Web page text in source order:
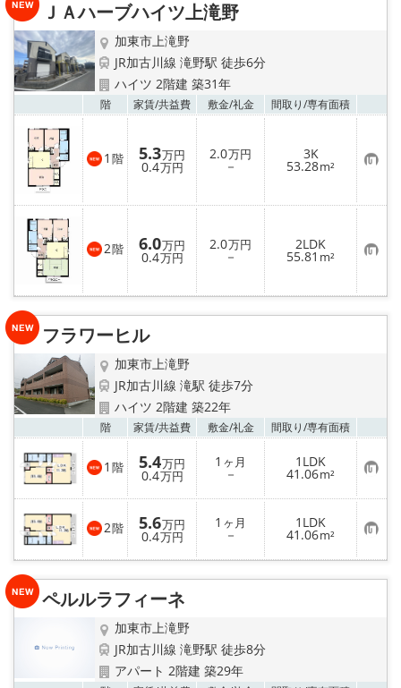
ＪＡハーブハイツ上滝野
加東市上滝野
JR加古川線 滝野駅 徒歩6分
ハイツ 2階建 築31年
階 家賃/共益費 敷金/礼金 間取り/専有面積
1 階 5.3万円
0.4万円
2.0万円
－
3K
53.28m² お
気
に
入
り
登
録
2階 6.0万円
0.4万円
2.0万円
－
2LDK
55.81 m² お
気
に
入
登
フラワーヒル
加東市上滝野
JR加古川線 滝駅 徒歩7分
ハイツ 2階建 築22年
階 家賃/共益費 敷金/礼金 間取り/専有面積
1 階 5.4万円
0.4万円
1 ヶ月
－
1LDK
41.06m² お
気
に
入
り
登
録
2階 5.6万円
0.4万円
1 ヶ月
－
1LDK
41.06m² お
気
に
り
ペルルラフィーネ
加東市上滝野
JR加古川線 滝野駅 徒歩8分
アパート 2階建 築29年